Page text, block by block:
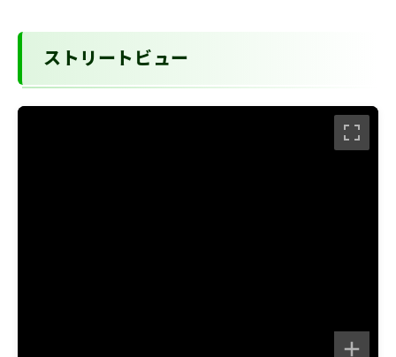
ストリートビュー